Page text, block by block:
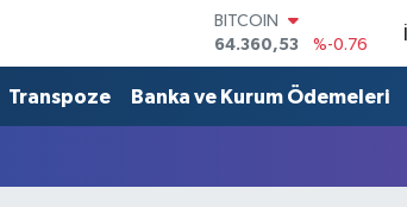
BITCOIN
64.360,53
%-0.76
DOLAR
47,7143
%0.16
64,2463
%0.07
Transpoze Banka ve Kurum Ödemeleri